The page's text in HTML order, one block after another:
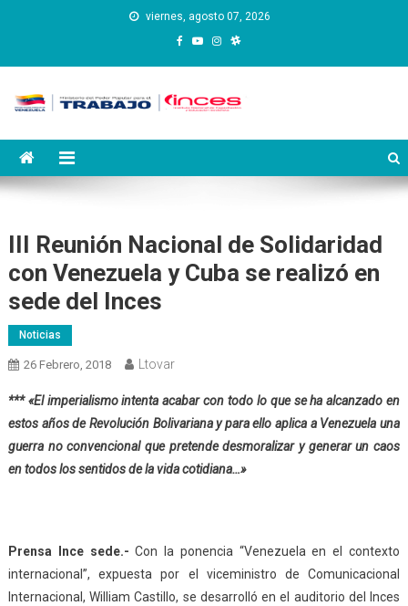
viernes, agosto 07, 2026
Instituto Nacional de
Capacitación y Educación
III Reunión Nacional de Solidaridad
con Venezuela y Cuba se realizó en
sede del Inces
Noticias
26 Febrero, 2018 Ltovar
*** «El imperialismo intenta acabar con todo lo que se ha alcanzado en
estos años de Revolución Bolivariana y para ello aplica a Venezuela una
guerra no convencional que pretende desmoralizar y generar un caos
en todos los sentidos de la vida cotidiana…»
Prensa Ince sede.- Con la ponencia “Venezuela en el contexto
internacional”, expuesta por el viceministro de Comunicacional
Internacional, William Castillo, se desarrolló en el auditorio del Inces